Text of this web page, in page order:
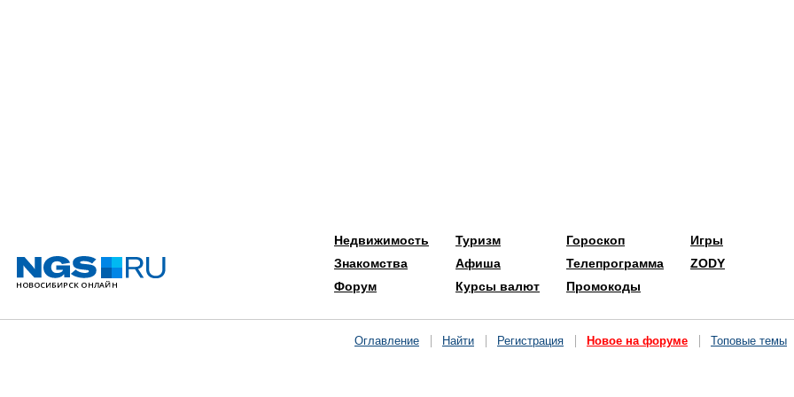
Недвижимость
Знакомства
Форум
Туризм
Афиша
Курсы валют
Гороскоп
Телепрограмма
Промокоды
Игры
ZODY
Оглавление Найти Регистрация Новое на форуме Топовые темы